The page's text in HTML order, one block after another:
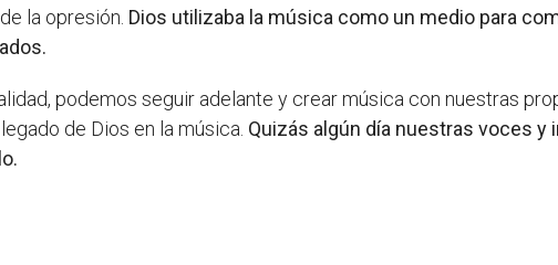
la opresión. Dios utilizaba la música como un medio para
podemos seguir adelante y crear música con nuestras
de Dios en la música. Quizás algún día nuestras voces y